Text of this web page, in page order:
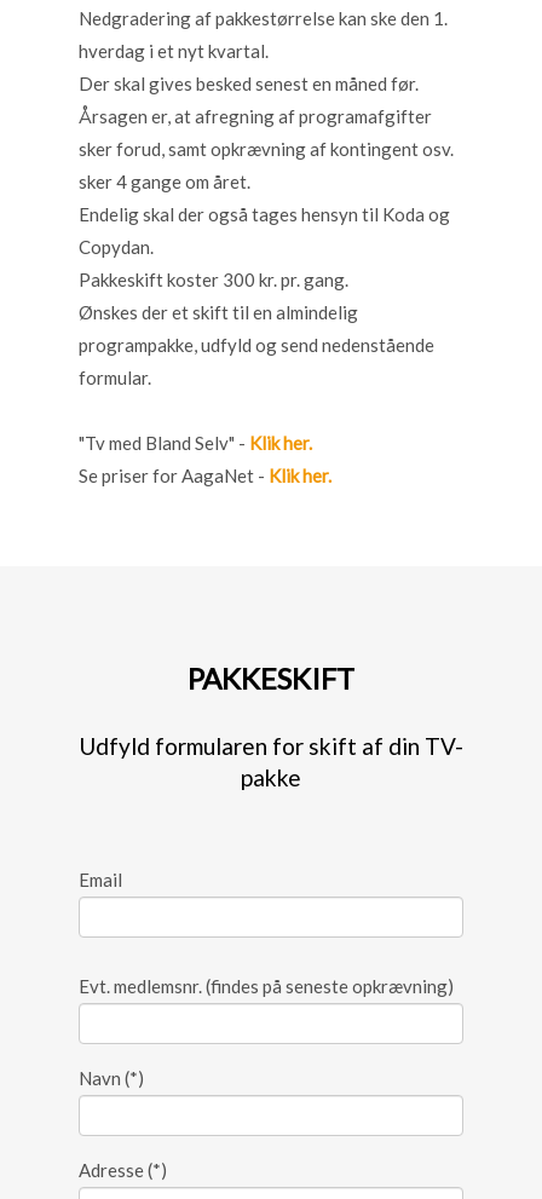
Nedgradering af pakkestørrelse kan ske den 1.
hverdag i et nyt kvartal.
Der skal gives besked senest en måned før.
Årsagen er, at afregning af programafgifter
sker forud, samt opkrævning af kontingent osv.
sker 4 gange om året.
Endelig skal der også tages hensyn til Koda og
Copydan.
Pakkeskift koster 300 kr. pr. gang.
Ønskes der et skift til en almindelig
programpakke, udfyld og send nedenstående
formular.
"Tv med Bland Selv" - Klik her.
Se priser for AagaNet - Klik her.
PAKKESKIFT
Udfyld formularen for skift af din TV-
pakke
Email
Evt. medlemsnr. (findes på seneste opkrævning)
Navn (*)
Adresse(*)